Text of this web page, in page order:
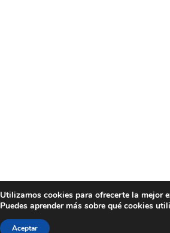
Utilizamos cookies para ofrecerte la mejor
Puedes aprender más sobre qué cookies
Aceptar